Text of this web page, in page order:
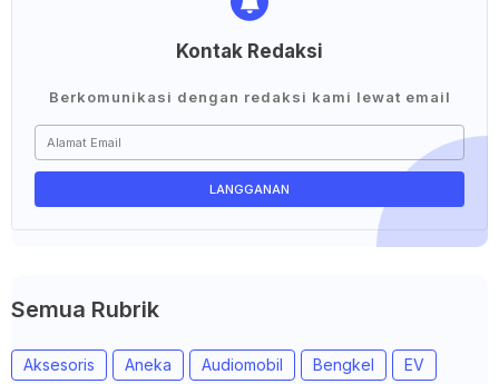
Kontak Redaksi
Berkomunikasi dengan redaksi kami lewat email
Semua Rubrik
Aksesoris Aneka Audiomobil Bengkel
EV